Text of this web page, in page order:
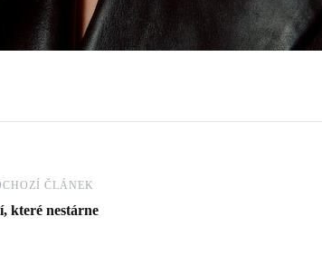
ČLÁNEK
které nestárne